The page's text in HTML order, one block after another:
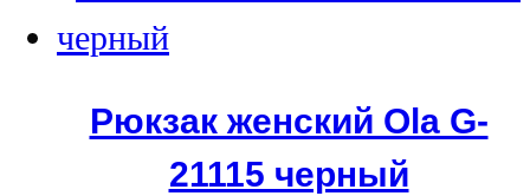
Рюкзак женский Ola G-
21115 черный